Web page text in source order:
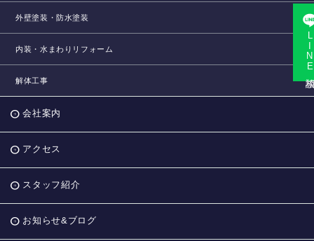
外壁塗装・防水塗装
内装・水まわりリフォーム
解体工事
会社案内
アクセス
スタッフ紹介
お知らせ&ブログ